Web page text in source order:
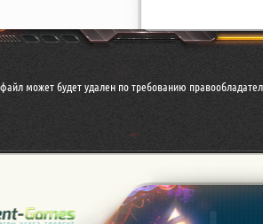
может будет удален по требованию